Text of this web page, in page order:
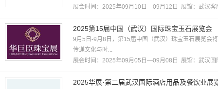
展会时间：2025年09月10日—09月12日 展馆： 武汉客
2025第15届中国（武汉）国际珠宝玉石展览会
9月5日-9月8日，第15届中国（武汉）珠宝玉石展览会
传递文化与时...
展会时间：2025年09月05日—09月08日 展馆： 武汉国
2025华展·第二届武汉国际酒店用品及餐饮业展